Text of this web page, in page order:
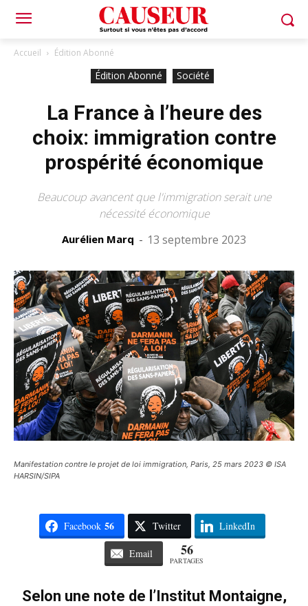
Accueil Édition Abonné
Édition Abonné Société
La France à l’heure des
choix: immigration contre
prospérité économique
Beaucoup avancent que l'immigration serait une
nécessité économique
Aurélien Marq - 13 septembre 2023
Manifestation contre le projet de loi immigration, Paris, 25 mars 2023 © ISA
HARSIN/SIPA
Facebook 56 Twitter LinkedIn
Email 56
PARTAGES
Selon une note de l’Institut Montaigne,